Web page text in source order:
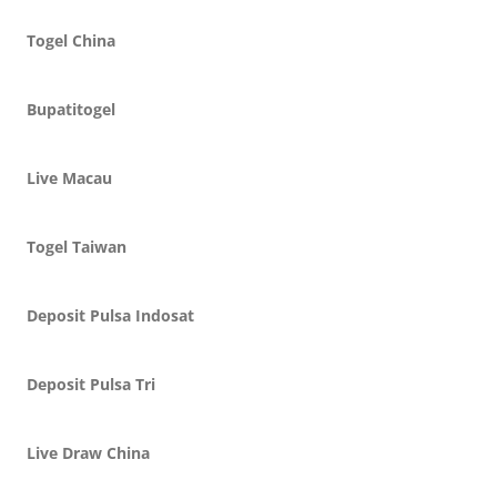
Togel China
Bupatitogel
Live Macau
Togel Taiwan
Deposit Pulsa Indosat
Deposit Pulsa Tri
Live Draw China